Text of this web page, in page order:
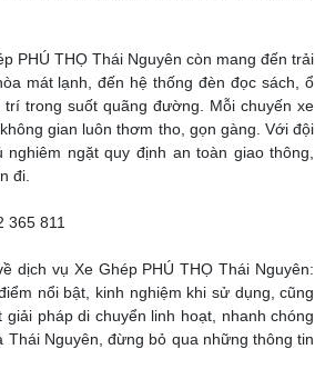
PHÚ THỌ Thái Nguyên còn mang đến trải
mát lạnh, đến hệ thống đèn đọc sách, ổ
trong suốt quãng đường. Mỗi chuyến xe
gian luôn thơm tho, gọn gàng. Với đội
ngặt quy định an toàn giao thông,
đi.
365 811
dịch vụ Xe Ghép PHÚ THỌ Thái Nguyên:
nổi bật, kinh nghiệm khi sử dụng, cũng
pháp di chuyển linh hoạt, nhanh chóng
Nguyên, đừng bỏ qua những thông tin